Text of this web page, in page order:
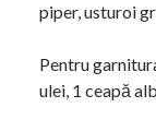
piper, usturoi
Pentru
ulei, 1 ceapă